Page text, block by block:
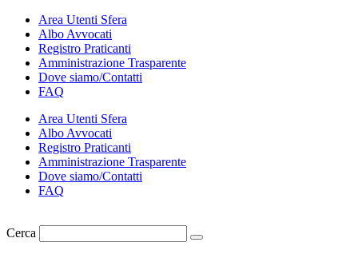
contenuto
Area Utenti Sfera
Albo Avvocati
Registro Praticanti
Amministrazione Trasparente
Dove siamo/Contatti
FAQ
Area Utenti Sfera
Albo Avvocati
Registro Praticanti
Amministrazione Trasparente
Dove siamo/Contatti
FAQ
Cerca